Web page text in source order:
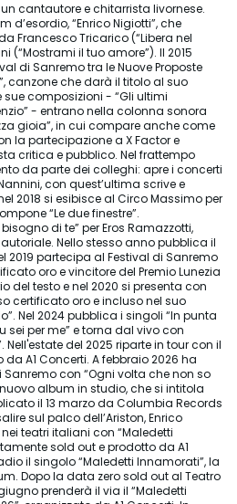
un cantautore e chitarrista livornese.
d’esordio, “Enrico Nigiotti”, che
Francesco Tricarico (“Libera nel
(“Mostrami il tuo amore”). Il 2015
di Sanremo tra le Nuove Proposte
canzone che darà il titolo al suo
sue composizioni - “Gli ultimi
- entrano nella colonna sonora
gioia”, in cui compare anche come
la partecipazione a X Factor e
critica e pubblico. Nel frattempo
da parte dei colleghi: apre i concerti
con quest’ultima scrive e
2018 si esibisce al Circo Massimo per
“Le due finestre”.
di te” per Eros Ramazzotti,
Nello stesso anno pubblica il
2019 partecipa al Festival di Sanremo
oro e vincitore del Premio Lunezia
del testo e nel 2020 si presenta con
certificato oro e incluso nel suo
Nel 2024 pubblica i singoli “In punta
sei per me” e torna dal vivo con
Nell'estate del 2025 riparte in tour con il
da A1 Concerti. A febbraio 2026 ha
con “Ogni volta che non so
album in studio, che si intitola
il 13 marzo da Columbia Records
sul palco dell’Ariston, Enrico
teatri italiani con “Maledetti
sold out e prodotto da A1
il singolo “Maledetti Innamorati”, la
Dopo la data zero sold out al Teatro
prenderà il via il “Maledetti